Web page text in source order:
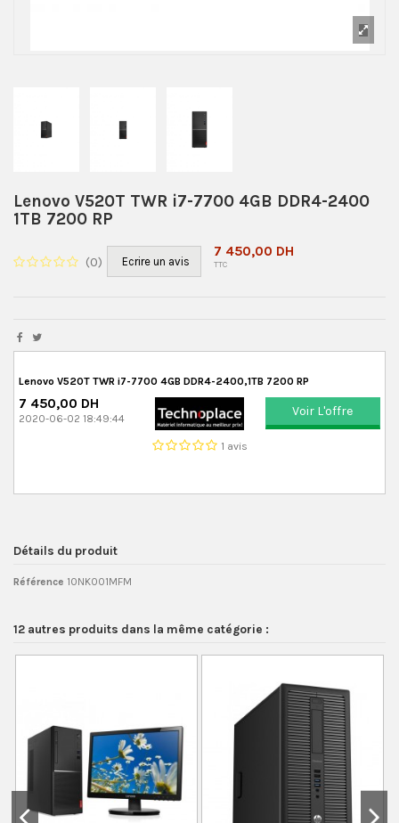
Lenovo V520T TWR i7-7700 4GB DDR4-2400
1TB 7200 RP
(0) Ecrire un avis
7 450,00 DH
TTC
Lenovo V520T TWR i7-7700 4GB DDR4-2400,1TB 7200 RP
7 450,00 DH
2020-06-02 18:49:44
1 avis
Voir L'offre
Détails du produit
Référence 10NK001MFM
12 autres produits dans la même catégorie :